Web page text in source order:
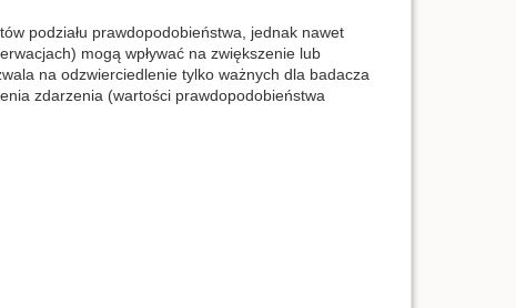
podziału prawdopodobieństwa, jednak nawet
mogą wpływać na zwiększenie lub
na odzwierciedlenie tylko ważnych dla badacza
zdarzenia (wartości prawdopodobieństwa